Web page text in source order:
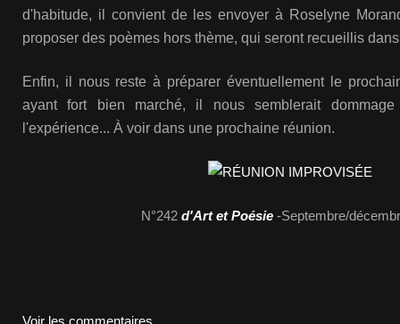
d'habitude, il convient de les envoyer à Roselyne
proposer des poèmes hors thème, qui seront recueillis
Enfin, il nous reste à préparer éventuellement le
ayant fort bien marché, il nous semblerait
l'expérience... À voir dans une prochaine réunion.
N°242 d'Art et Poésie -Septembre/
Voir les commentaires